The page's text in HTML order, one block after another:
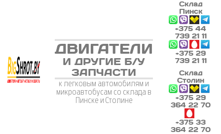
ДВИГАТЕЛИ
И ДРУГИЕ Б/У
ЗАПЧАСТИ
к легковым автомобилям и
микроавтобусам со склада в
Пинске и Столине
Склад
Пинск
+375 44
739 21 11
+375 29
739 21 11
Склад
Столин
+375 29
364 22 70
+375 33
364 22 70